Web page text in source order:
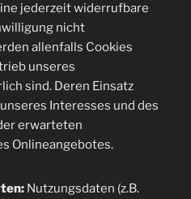
jederzeit widerrufbare
nicht
allenfalls Cookies
unseres
sind. Deren Einsatz
Interesses und des
erwarteten
Onlineangebotes.
Nutzungsdaten (z.B.